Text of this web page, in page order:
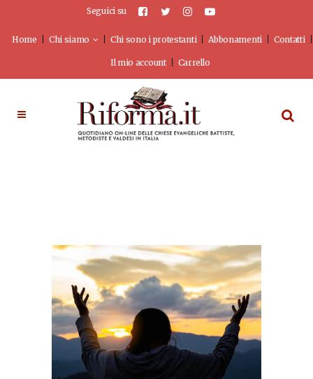
Seguici su
Home Chi siamo Chi sono i protestanti Abbonamenti Contatti
Il mio account Carrello